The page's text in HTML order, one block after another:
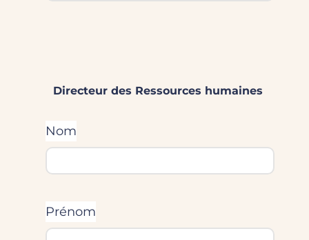
Directeur des Ressources humaines
Nom
Prénom